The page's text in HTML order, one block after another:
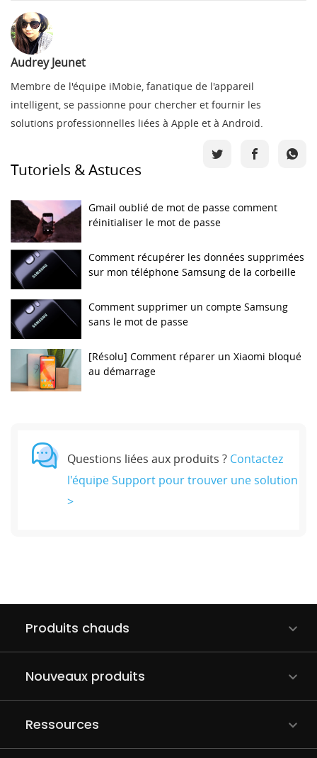
Audrey Jeunet
Membre de l'équipe iMobie, fanatique de l'appareil
intelligent, se passionne pour chercher et fournir les
solutions professionnelles liées à Apple et à Android.
Tutoriels & Astuces
Gmail oublié de mot de passe comment
réinitialiser le mot de passe
Comment récupérer les données supprimées
sur mon téléphone Samsung de la corbeille
Comment supprimer un compte Samsung
sans le mot de passe
[Résolu] Comment réparer un Xiaomi bloqué
au démarrage
Questions liées aux produits ? Contactez
l'équipe Support pour trouver une solution
>
Produits chauds
Nouveaux produits
Ressources